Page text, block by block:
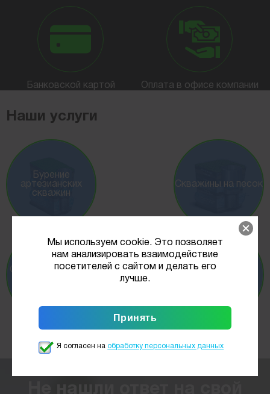
Банковской картой Оплата в офисе компании
Наши услуги
Бурение
артезианских
скважин
Скважины на песок
Скважина на воду
Обустройство
Мы используем cookie. Это позволяет
нам анализировать взаимодействие
посетителей с сайтом и делать его
лучше.
Я согласен на обработку персональных данных